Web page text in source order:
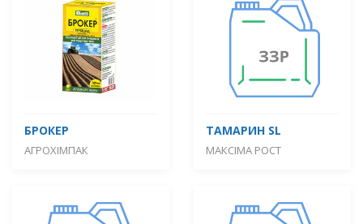
БРОКЕР
АГРОХІМПАК
ТАМАРИН SL
МАКСІМА РОСТ